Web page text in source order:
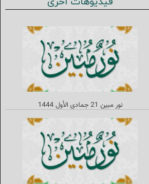
نور مبین 21 جمادي الأول 1444